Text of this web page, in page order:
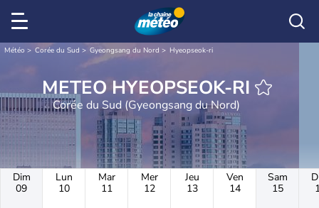
Météo Corée du Sud Gyeongsang du Nord Hyeopseok-ri
METEO HYEOPSEOK-RI
Corée du Sud (Gyeongsang du Nord)
Dim
09
Lun
10
Mar
11
Mer
12
Jeu
13
Ven
14
Sam
15